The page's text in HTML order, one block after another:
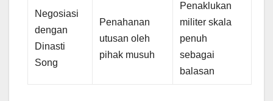
Negosiasi
dengan
Dinasti
Song
Penahanan
utusan oleh
pihak musuh
Penaklukan
militer skala
penuh
sebagai
balasan